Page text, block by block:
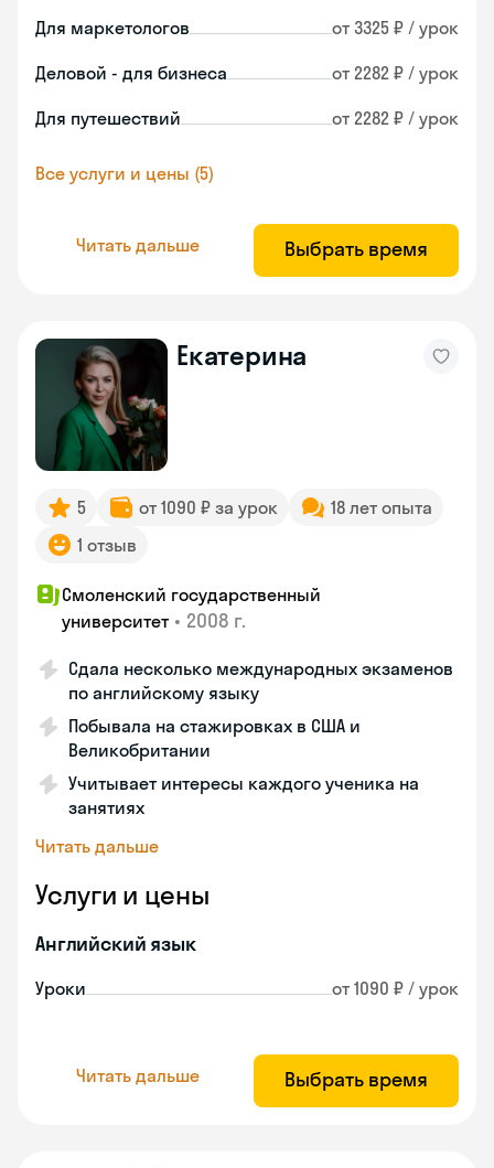
Для маркетологов от 3325 ₽ / урок
Деловой - для бизнеса от 2282 ₽ / урок
Для путешествий от 2282 ₽ / урок
Все услуги и цены (5)
Читать дальше Выбрать время
Екатерина
5 от 1090 ₽ за урок
18 лет опыта
1 отзыв
Смоленский государственный
университет • 2008 г.
Сдала несколько международных экзаменов
по английскому языку
Побывала на стажировках в США и
Великобритании
Учитывает интересы каждого ученика на
занятиях
Читать дальше
Услуги и цены
Английский язык
Уроки от 1090 ₽ / урок
Читать дальше Выбрать время